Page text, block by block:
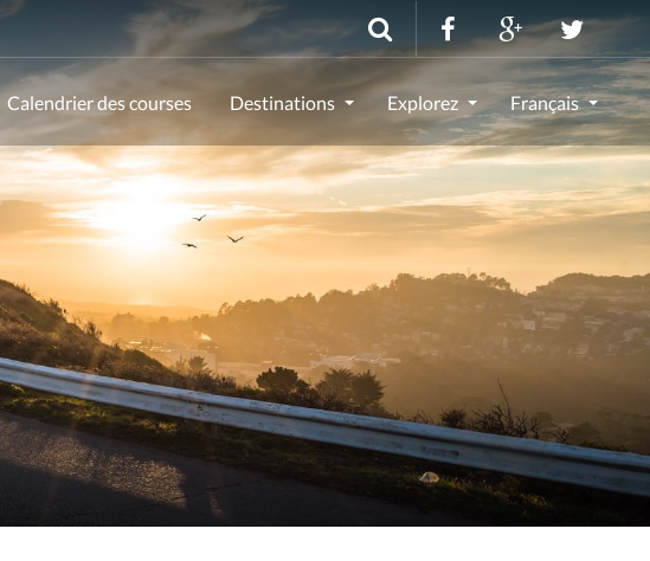
Calendrier des courses Destinations Explorez Français